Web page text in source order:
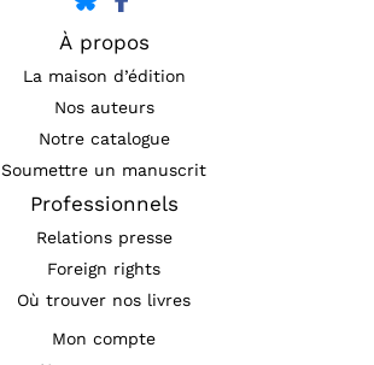
À propos
La maison d’édition
Nos auteurs
Notre catalogue
Soumettre un manuscrit
Professionnels
Relations presse
Foreign rights
Où trouver nos livres
Mon compte